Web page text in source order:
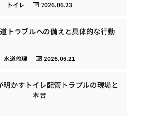
2026.06.23
トイレ
トラブルへの備えと具体的な行動
2026.06.21
水道修理
明かすトイレ配管トラブルの現場と
本音